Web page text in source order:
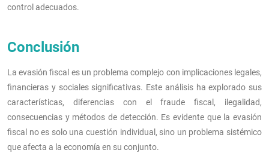
control adecuados.
Conclusión
La evasión fiscal es un problema complejo con implicaciones legales,
financieras y sociales significativas. Este análisis ha explorado sus
características, diferencias con el fraude fiscal, ilegalidad,
consecuencias y métodos de detección. Es evidente que la evasión
fiscal no es solo una cuestión individual, sino un problema sistémico
que afecta a la economía en su conjunto.